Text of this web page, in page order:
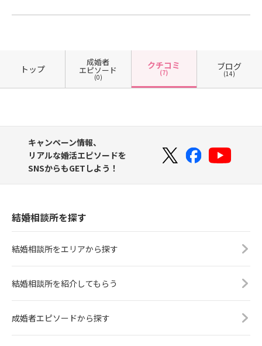
トップ
成婚者
エピソード
(0)
クチコミ
(7)
ブログ
(14)
キャンペーン情報、
リアルな婚活エピソードを
SNSからもGETしよう！
結婚相談所を探す
結婚相談所をエリアから探す
結婚相談所を紹介してもらう
成婚者エピソードから探す